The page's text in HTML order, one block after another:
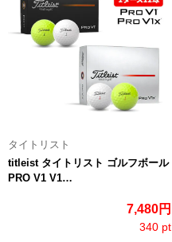
タイトリスト
titleist タイトリスト ゴルフボール
PRO V1 V1…
7,480円
340 pt